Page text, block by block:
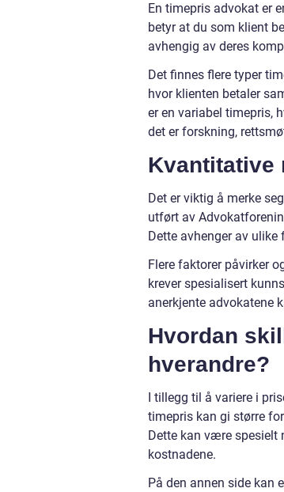
En timepris advokat er
betyr at du som klient
avhengig av deres
Det finnes flere typer
hvor klienten betaler
er en variabel timepris,
det er forskning,
Kvantitative
Det er viktig å merke
utført av
Dette avhenger av
Flere faktorer påvirker
krever spesialisert
anerkjente advokatene
Hvordan
hverandre?
I tillegg til å variere i
timepris kan gi større
Dette kan være spesielt
kostnadene.
På den annen side kan